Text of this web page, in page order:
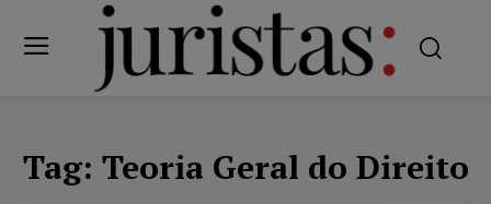
Tag: Teoria Geral do Direito